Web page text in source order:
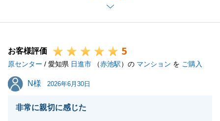
く不動産を最終的にご購入いただくことができ、私も
大変嬉しく思います。
したらお気軽にお申し付けください。
引き続き東急リバブルをご愛顧のほど、よろしくお願
い申し上げます。
お客様評価 5
原センター / 愛知県 日進市 （赤池駅）の マンション を ご購入
N様
N様 2026年6月30日
非常に親切に感じた